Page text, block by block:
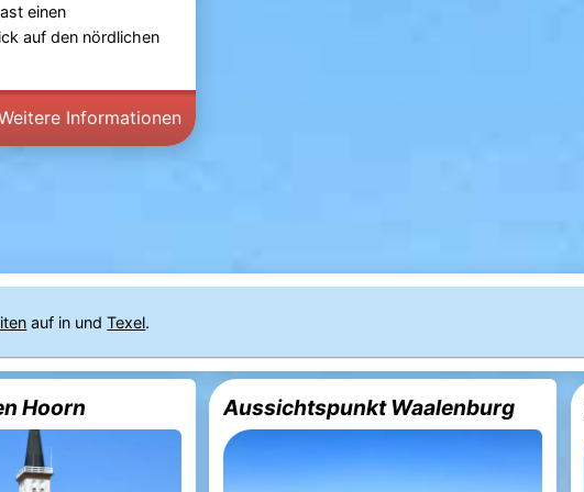
einen
auf den nördlichen
Informationen
auf in undTexel.
Hoorn Aussichtspunkt Waalenburg